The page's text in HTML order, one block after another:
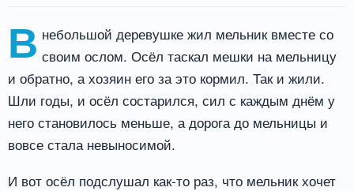
В небольшой деревушке жил мельник вместе со
своим ослом. Осёл таскал мешки на мельницу
и обратно, а хозяин его за это кормил. Так и жили.
Шли годы, и осёл состарился, сил с каждым днём у
него становилось меньше, а дорога до мельницы и
вовсе стала невыносимой.
И вот осёл подслушал как-то раз, что мельник хочет